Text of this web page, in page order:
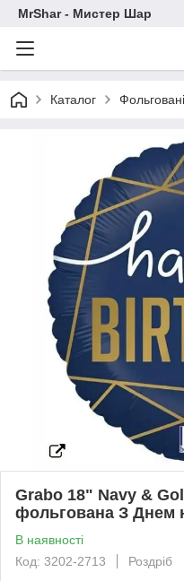
MrShar - Мистер Шар
Каталог
Grabo 18" Navy &
фольгована З
В наявності
Код: 3202-2713
Роздріб